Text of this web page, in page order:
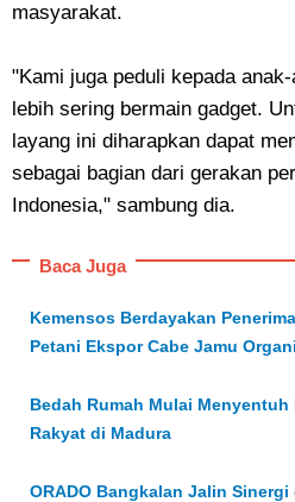
masyarakat.
"Kami juga peduli kepada
lebih sering bermain gadget.
layang ini diharapkan dapat
sebagai bagian dari gerakan
Indonesia," sambung dia.
Baca Juga
Kemensos Berdayakan
Petani Ekspor Cabe Jamu
Bedah Rumah Mulai
Rakyat di Madura
ORADO Bangkalan Jalin